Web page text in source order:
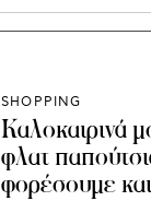
SHOPPING
Καλοκαιρινά
φλατ
φορέσουμε